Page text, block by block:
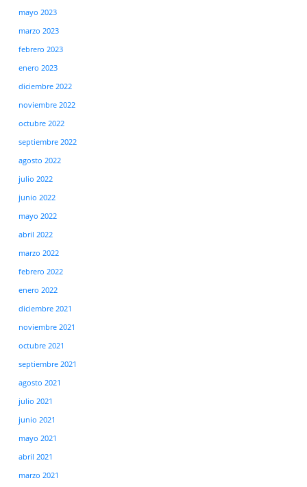
mayo 2023
marzo 2023
febrero 2023
enero 2023
diciembre 2022
noviembre 2022
octubre 2022
septiembre 2022
agosto 2022
julio 2022
junio 2022
mayo 2022
abril 2022
marzo 2022
febrero 2022
enero 2022
diciembre 2021
noviembre 2021
octubre 2021
septiembre 2021
agosto 2021
julio 2021
junio 2021
mayo 2021
abril 2021
marzo 2021